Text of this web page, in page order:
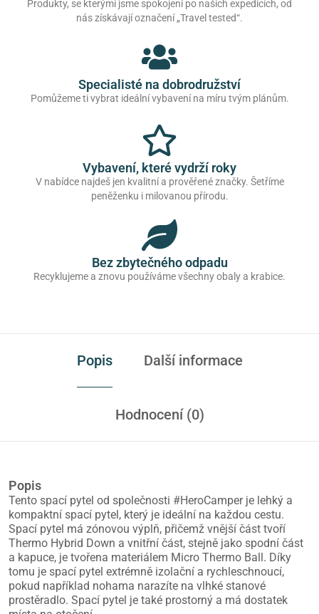
Produkty, se kterými jsme spokojení po našich expedicích, od
nás získávají označení „Travel tested“.
Specialisté na dobrodružství
Pomůžeme ti vybrat ideální vybavení na míru tvým plánům.
Vybavení, které vydrží roky
V nabídce najdeš jen kvalitní a prověřené značky. Šetříme
peněženku i milovanou přírodu.
Bez zbytečného odpadu
Recyklujeme a znovu používáme všechny obaly a krabice.
Popis Další informace
Hodnocení (0)
Popis
Tento spací pytel od společnosti #HeroCamper je lehký a
kompaktní spací pytel, který je ideální na každou cestu.
Spací pytel má zónovou výplň, přičemž vnější část tvoří
Thermo Hybrid Down a vnitřní část, stejně jako spodní část
a kapuce, je tvořena materiálem Micro Thermo Ball. Díky
tomu je spací pytel extrémně izolační a rychleschnoucí,
pokud například nohama narazíte na vlhké stanové
prostěradlo. Spací pytel je také prostorný a má dostatek